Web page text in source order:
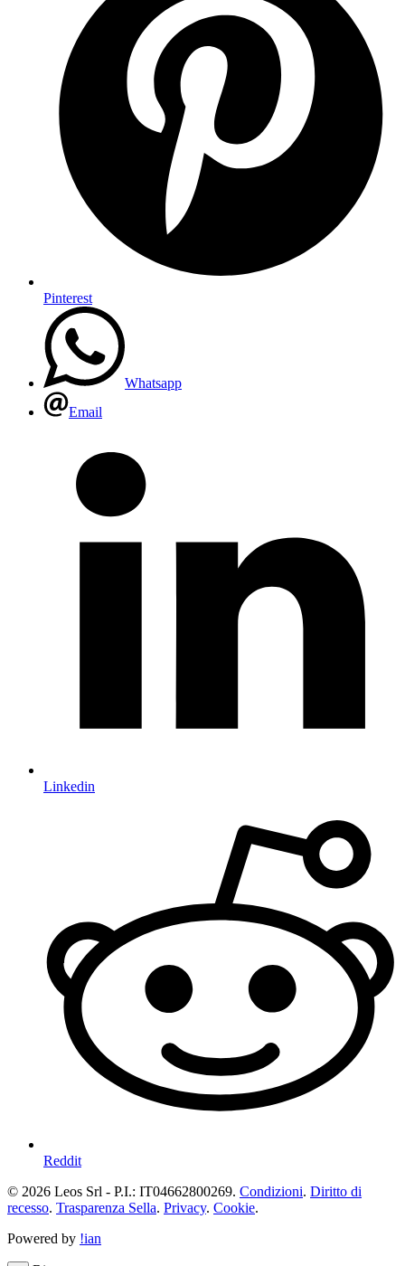
Pinterest
Whatsapp
Email
Linkedin
Reddit
© 2026 Leos Srl - P.I.: IT04662800269. Condizioni. Diritto di
recesso. Trasparenza Sella. Privacy. Cookie.
Powered by !ian